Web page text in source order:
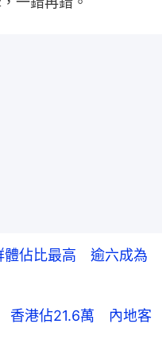
體佔比最高 逾六成為
香港佔21.6萬 內地客